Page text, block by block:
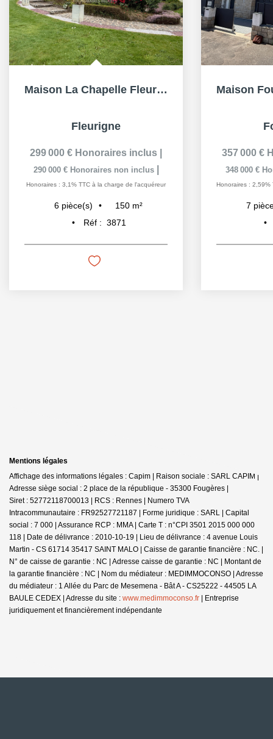
Maison La Chapelle Fleurigne 150m²- 4 Chambres- Sous sol...
Fleurigne
299 000 € Honoraires inclus
290 000 € Honoraires non inclus
Honoraires : 3,1% TTC à la charge de l'acquéreur
6 pièce(s) 150 m²
Réf : 3871
357 000 €
348 000 €
Honoraires : 2,59%
7
Mentions légales
Affichage des informations légales : Capim | Raison sociale : SARL CAPIM |
Adresse siège social : 2 place de la république - 35300 Fougères |
Siret : 52772118700013 | RCS : Rennes | Numero TVA
Intracommunautaire : FR92527721187 | Forme juridique : SARL | Capital
social : 7 000 | Assurance RCP : MMA | Carte T : n°CPI 3501 2015 000 000
118 | Date de délivrance : 2010-10-19 | Lieu de délivrance : 4 avenue Louis
Martin - CS 61714 35417 SAINT MALO | Caisse de garantie financière : NC. |
N° de caisse de garantie : NC | Adresse caisse de garantie : NC | Montant de
la garantie financière : NC | Nom du médiateur : MEDIMMOCONSO | Adresse
du médiateur : 1 Allée du Parc de Mesemena - Bât A - CS25222 - 44505 LA
BAULE CEDEX | Adresse du site : www.medimmoconso.fr | Entreprise
juridiquement et financièrement indépendante